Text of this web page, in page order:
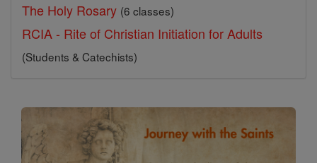
The Holy Rosary (6 classes)
RCIA - Rite of Christian Initiation for Adults
(Students & Catechists)